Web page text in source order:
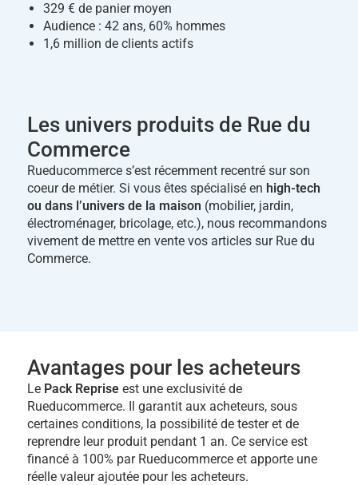
Les univers produits de Rue du
Commerce
Rueducommerce s’est récemment recentré sur son
coeur de métier. Si vous êtes spécialisé en high-tech
ou dans l’univers de la maison (mobilier, jardin,
électroménager, bricolage, etc.), nous recommandons
vivement de mettre en vente vos articles sur Rue du
Commerce.
329 € de panier moyen
Audience : 42 ans, 60% hommes
1,6 million de clients actifs
Avantages pour les acheteurs
Le Pack Repriseest une exclusivité de
Rueducommerce. Il garantit aux acheteurs, sous
certaines conditions, la possibilité de tester et de
reprendre leur produit pendant 1 an. Ce service est
financé à 100% par Rueducommerce et apporte une
réelle valeur ajoutée pour les acheteurs.